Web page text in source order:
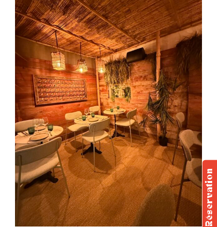
Réservation